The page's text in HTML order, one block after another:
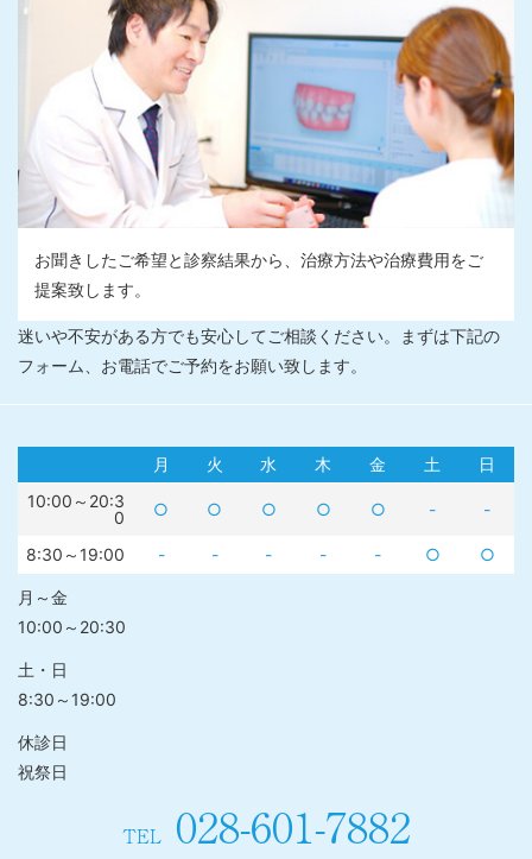
お聞きしたご希望と診察結果から、治療方法や治療費用をご
提案致します。
迷いや不安がある方でも安心してご相談ください。まずは下記の
フォーム、お電話でご予約をお願い致します。
月 火 水 木 金 土
日
10:00～20:3
0
○ ○ ○ ○ ○ - -
8:30～19:00 - - - - - ○ ○
月～金
10:00～20:30
土・日
8:30～19:00
休診日
祝祭日
TEL028-601-7882